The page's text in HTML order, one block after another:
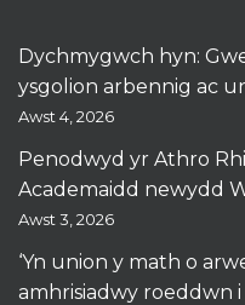
Dychmygwch hyn:
ysgolion arbennig ac
Awst 4, 2026
Penodwyd yr Athro
Academaidd newydd
Awst 3, 2026
‘Yn union y math o
amhrisiadwy roeddwn